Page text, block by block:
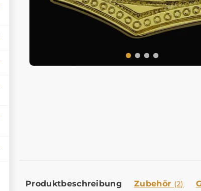
Produktbeschreibung Zubehör (2)